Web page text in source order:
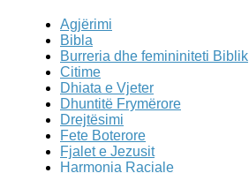
Agjërimi
Bibla
Burreria dhe femininiteti Biblik
Citime
Dhiata e Vjeter
Dhuntitë Frymërore
Drejtësimi
Fete Boterore
Fjalet e Jezusit
Harmonia Raciale